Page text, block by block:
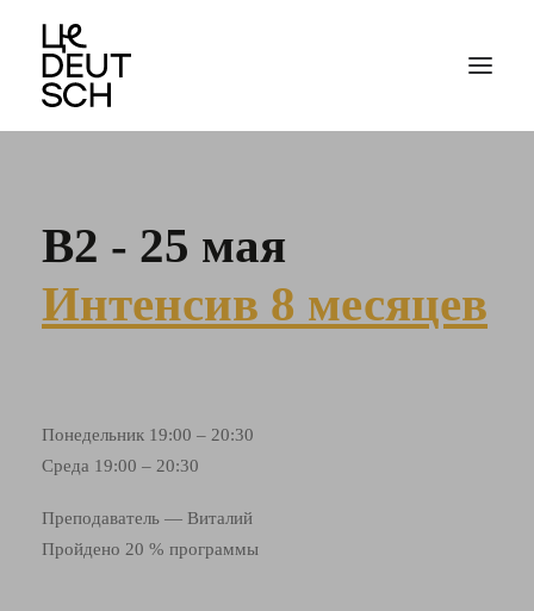
В2 - 25 мая
Интенсив 8 месяцев
Понедельник 19:00 – 20:30
Среда 19:00 – 20:30
Преподаватель — Виталий
Пройдено 20 % программы